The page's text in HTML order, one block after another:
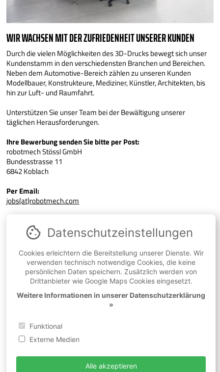
WIR WACHSEN MIT DER ZUFRIEDENHEIT UNSERER KUNDEN
Durch die vielen Möglichkeiten des 3D-Drucks bewegt sich unser
Kundenstamm in den verschiedensten Branchen und Bereichen.
Neben dem Automotive-Bereich zählen zu unseren Kunden
Modellbauer, Konstrukteure, Mediziner, Künstler, Architekten, bis
hin zur Luft- und Raumfahrt.
Unterstützen Sie unser Team bei der Bewältigung unserer
täglichen Herausforderungen.
Ihre Bewerbung senden Sie bitte per Post:
robotmech Stössl GmbH
Bundesstrasse 11
6842 Koblach
Per Email:
jobs(at)robotmech.com
ZURÜCK ZUR JOB-SEITE
Fax: +43 5523 51031-80
info@robotmech.com
Datenschutz­einstellungen
Cookies erleichtern die Bereitstellung unserer Dienste. Wir
verwenden technisch notwendige Cookies, die keine
persönlichen Daten speichern. Zusätzlich werden von
Drittanbieter wie Google Maps Cookies eingesetzt.
Weitere Informationen in unserer Datenschutzerklärung
»
Funktional
Externe Medien
Alle akzeptieren